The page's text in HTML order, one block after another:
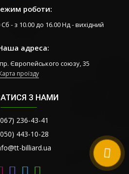
роботи:
- з 10.00 до 16.00 Нд - вихідний
адреса:
Європейського союзу, 35
проїзду
З НАМИ
236-43-41
443-10-28
billiard.ua